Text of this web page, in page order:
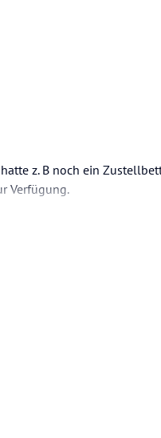
z. B noch ein
Verfügung.